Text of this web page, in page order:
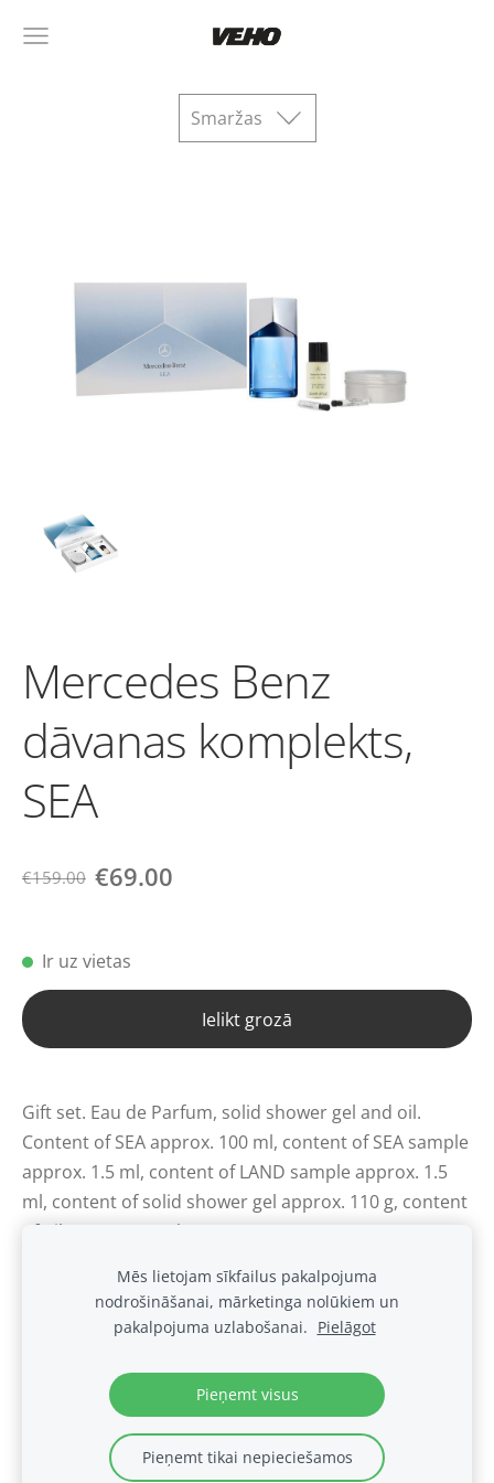
Smaržas
Mercedes Benz
dāvanas komplekts,
SEA
€159.00 €69.00
Ir uz vietas
Ielikt grozā
Gift set. Eau de Parfum, solid shower gel and oil.
Content of SEA approx. 100 ml, content of SEA sample
approx. 1.5 ml, content of LAND sample approx. 1.5
ml, content of solid shower gel approx. 110 g, content
of oil approx. 30 ml.
Sīkdatnes
.
Mēs lietojam sīkfailus pakalpojuma
nodrošināšanai, mārketinga nolūkiem un
pakalpojuma uzlabošanai. Pielāgot
Pieņemt visus
Pieņemt tikai nepieciešamos